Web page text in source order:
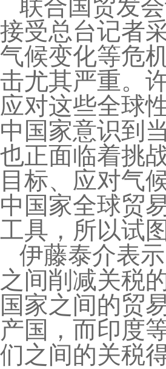
联合国贸发
接受总台记者
气候变化等危
击尤其严重。
应对这些全球
中国家意识到
也正面临着挑
目标、应对气
中国家全球贸
工具，所以试
伊藤泰介表
之间削减关税
国家之间的贸
产国，而印度
们之间的关税